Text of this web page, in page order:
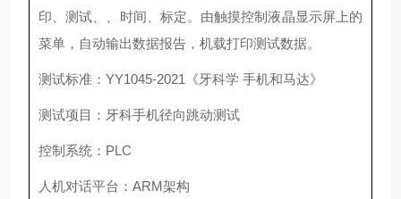
印、测试、、时间、标定。由触摸控制液晶显示屏上的
菜单，自动输出数据报告，机载打印测试数据。
测试标准： YY1045-2021 《牙科学 手机和马达》
测试项目：牙科手机径向跳动测试
控制系统： PLC
人机对话平台： ARM架构